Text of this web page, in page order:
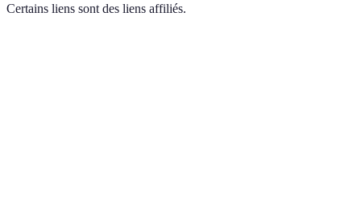
Certains liens sont des liens affiliés.